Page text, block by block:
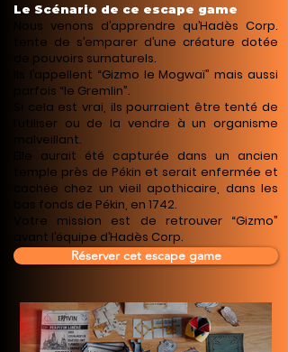
Le Scénario de ce escape game
Nous venons d’apprendre qu’Hadès Corp.
tente de s’emparer d’une créature dotée
de pouvoirs surnaturels.
Ils l’appellent “Gizmo le Mogwaï” mais aussi
parfois “le Gremlin”.
Si cela est vrai, ils pourraient être tenté de
l’utiliser ou de la vendre à un organisme
malveillant.
Elle aurait été capturée dans un ancien
temple près de Pékin et serait enfermée et
cachée chez un vieil apothicaire, dans les
bas fonds de Pékin, en 1742.
Votre mission est de retrouver “Gizmo”
avant l’équipe d’Hadès Corp.
Réserver cet escape game